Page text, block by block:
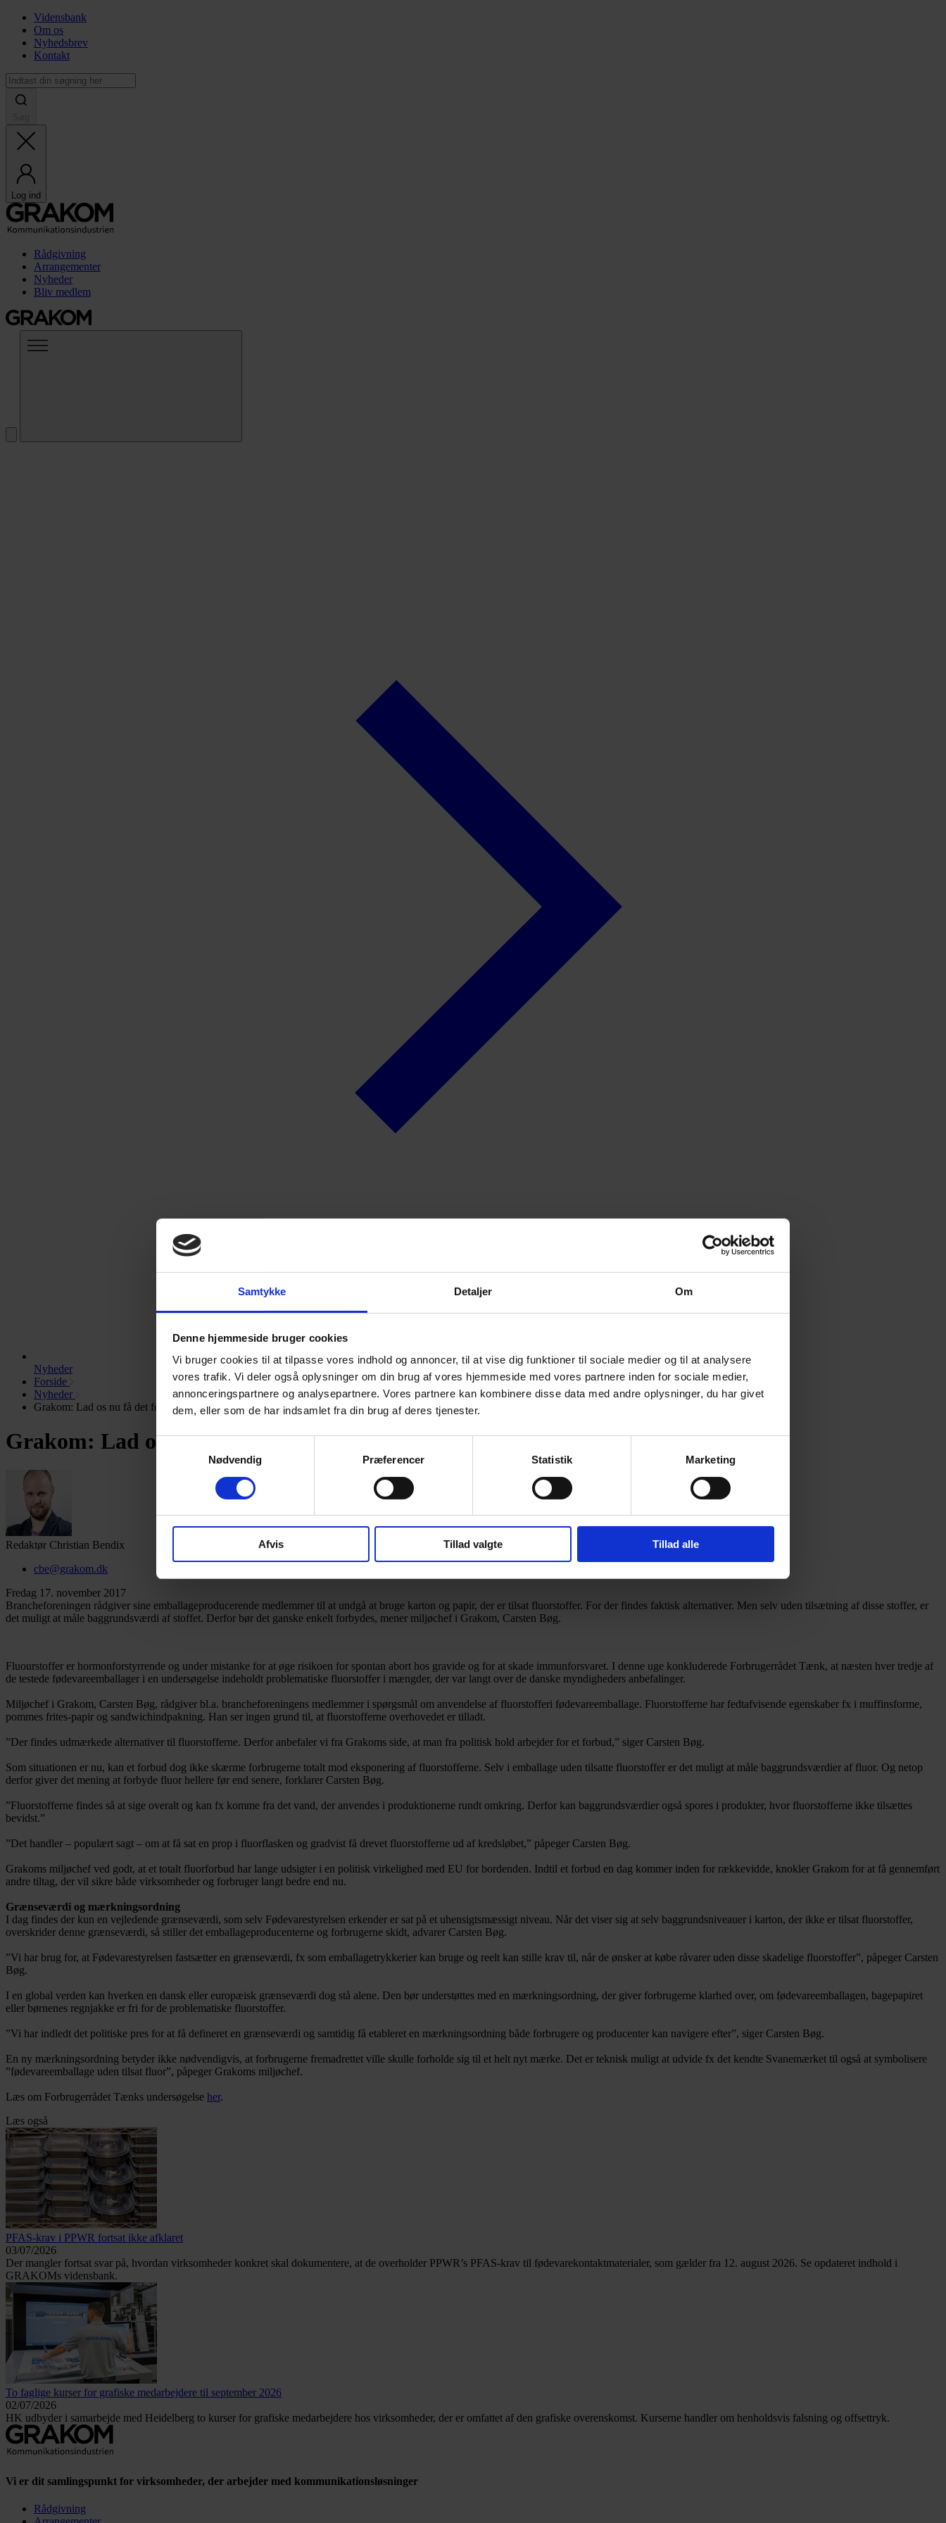
Samtykke Detaljer Om
Denne hjemmeside bruger cookies
Vi bruger cookies til at tilpasse vores indhold og annoncer, til at vise dig funktioner til sociale medier og til at analysere
vores trafik. Vi deler også oplysninger om din brug af vores hjemmeside med vores partnere inden for sociale medier,
annonceringspartnere og analysepartnere. Vores partnere kan kombinere disse data med andre oplysninger, du har givet
dem, eller som de har indsamlet fra din brug af deres tjenester.
Nødvendig
Præferencer Statistik Marketing
Afvis Tillad valgte Tillad alle
Vidensbank
Om os
Nyhedsbrev
Kontakt
Log ind
Rådgivning
Arrangementer
Nyheder
Bliv medlem
Nyheder
Forside
Nyheder
Grakom: Lad os nu få det forbud mod fluorstoffer
Grakom: Lad os nu få det forbud mod fluorstoffer
Redaktør Christian Bendix
cbe@grakom.dk
Fredag 17. november 2017
Brancheforeningen rådgiver sine emballageproducerende medlemmer til at undgå at bruge karton og papir, der er tilsat fluorstoffer. For der findes faktisk alternativer. Men selv uden tilsætning af disse stoffer, er
det muligt at måle baggrundsværdi af stoffet. Derfor bør det ganske enkelt forbydes, mener miljøchef i Grakom, Carsten Bøg.
Fluourstoffer er hormonforstyrrende og under mistanke for at øge risikoen for spontan abort hos gravide og for at skade immunforsvaret. I denne uge konkluderede Forbrugerrådet Tænk, at næsten hver tredje af
de testede fødevareemballager i en undersøgelse indeholdt problematiske fluorstoffer i mængder, der var langt over de danske myndigheders anbefalinger.
Miljøchef i Grakom, Carsten Bøg, rådgiver bl.a. brancheforeningens medlemmer i spørgsmål om anvendelse af fluorstofferi fødevareemballage. Fluorstofferne har fedtafvisende egenskaber fx i muffinsforme,
pommes frites-papir og sandwichindpakning. Han ser ingen grund til, at fluorstofferne overhovedet er tilladt.
”Der findes udmærkede alternativer til fluorstofferne. Derfor anbefaler vi fra Grakoms side, at man fra politisk hold arbejder for et forbud,” siger Carsten Bøg.
Som situationen er nu, kan et forbud dog ikke skærme forbrugerne totalt mod eksponering af fluorstofferne. Selv i emballage uden tilsatte fluorstoffer er det muligt at måle baggrundsværdier af fluor. Og netop
derfor giver det mening at forbyde fluor hellere før end senere, forklarer Carsten Bøg.
”Fluorstofferne findes så at sige overalt og kan fx komme fra det vand, der anvendes i produktionerne rundt omkring. Derfor kan baggrundsværdier også spores i produkter, hvor fluorstofferne ikke tilsættes
bevidst.”
”Det handler – populært sagt – om at få sat en prop i fluorflasken og gradvist få drevet fluorstofferne ud af kredsløbet,” påpeger Carsten Bøg.
Grakoms miljøchef ved godt, at et totalt fluorforbud har lange udsigter i en politisk virkelighed med EU for bordenden. Indtil et forbud en dag kommer inden for rækkevidde, knokler Grakom for at få gennemført
andre tiltag, der vil sikre både virksomheder og forbruger langt bedre end nu.
Grænseværdi og mærkningsordning
I dag findes der kun en vejledende grænseværdi, som selv Fødevarestyrelsen erkender er sat på et uhensigtsmæssigt niveau. Når det viser sig at selv baggrundsniveauer i karton, der ikke er tilsat fluorstoffer,
overskrider denne grænseværdi, så stiller det emballageproducenterne og forbrugerne skidt, advarer Carsten Bøg.
”Vi har brug for, at Fødevarestyrelsen fastsætter en grænseværdi, fx som emballagetrykkerier kan bruge og reelt kan stille krav til, når de ønsker at købe råvarer uden disse skadelige fluorstoffer”, påpeger Carsten
Bøg.
I en global verden kan hverken en dansk eller europæisk grænseværdi dog stå alene. Den bør understøttes med en mærkningsordning, der giver forbrugerne klarhed over, om fødevareemballagen, bagepapiret
eller børnenes regnjakke er fri for de problematiske fluorstoffer.
”Vi har indledt det politiske pres for at få defineret en grænseværdi og samtidig få etableret en mærkningsordning både forbrugere og producenter kan navigere efter”, siger Carsten Bøg.
En ny mærkningsordning betyder ikke nødvendigvis, at forbrugerne fremadrettet ville skulle forholde sig til et helt nyt mærke. Det er teknisk muligt at udvide fx det kendte Svanemærket til også at symbolisere
”fødevareemballage uden tilsat fluor”, påpeger Grakoms miljøchef.
Læs om Forbrugerrådet Tænks undersøgelse her.
Læs også
PFAS-krav i PPWR fortsat ikke afklaret
03/07/2026
Der mangler fortsat svar på, hvordan virksomheder konkret skal dokumentere, at de overholder PPWR’s PFAS-krav til fødevarekontaktmaterialer, som gælder fra 12. august 2026. Se opdateret indhold i
GRAKOMs vidensbank.
To faglige kurser for grafiske medarbejdere til september 2026
02/07/2026
HK udbyder i samarbejde med Heidelberg to kurser for grafiske medarbejdere hos virksomheder, der er omfattet af den grafiske overenskomst. Kurserne handler om henholdsvis falsning og offsettryk.
Vi er dit samlingspunkt for virksomheder, der arbejder med kommunikationsløsninger
Rådgivning